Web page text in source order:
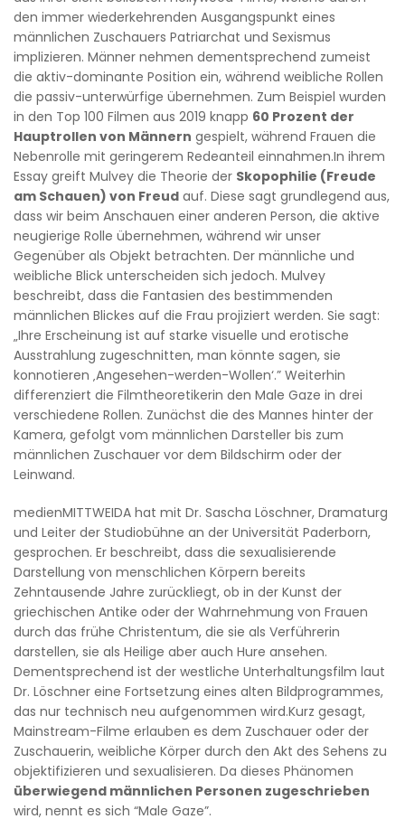
den immer wiederkehrenden Ausgangspunkt eines
männlichen Zuschauers Patriarchat und Sexismus
implizieren. Männer nehmen dementsprechend zumeist
die aktiv-dominante Position ein, während weibliche Rollen
die passiv-unterwürfige übernehmen. Zum Beispiel wurden
in den Top 100 Filmen aus 2019 knapp 60 Prozent der
Hauptrollen von Männern gespielt, während Frauen die
Nebenrolle mit geringerem Redeanteil einnahmen.In ihrem
Essay greift Mulvey die Theorie der Skopophilie (Freude
am Schauen) von Freud auf. Diese sagt grundlegend aus,
dass wir beim Anschauen einer anderen Person, die aktive
neugierige Rolle übernehmen, während wir unser
Gegenüber als Objekt betrachten. Der männliche und
weibliche Blick unterscheiden sich jedoch. Mulvey
beschreibt, dass die Fantasien des bestimmenden
männlichen Blickes auf die Frau projiziert werden. Sie sagt:
„Ihre Erscheinung ist auf starke visuelle und erotische
Ausstrahlung zugeschnitten, man könnte sagen, sie
konnotieren ‚Angesehen-werden-Wollen‘.” Weiterhin
differenziert die Filmtheoretikerin den Male Gaze in drei
verschiedene Rollen. Zunächst die des Mannes hinter der
Kamera, gefolgt vom männlichen Darsteller bis zum
männlichen Zuschauer vor dem Bildschirm oder der
Leinwand.
medienMITTWEIDA hat mit Dr. Sascha Löschner, Dramaturg
und Leiter der Studiobühne an der Universität Paderborn,
gesprochen. Er beschreibt, dass die sexualisierende
Darstellung von menschlichen Körpern bereits
Zehntausende Jahre zurückliegt, ob in der Kunst der
griechischen Antike oder der Wahrnehmung von Frauen
durch das frühe Christentum, die sie als Verführerin
darstellen, sie als Heilige aber auch Hure ansehen.
Dementsprechend ist der westliche Unterhaltungsfilm laut
Dr. Löschner eine Fortsetzung eines alten Bildprogrammes,
das nur technisch neu aufgenommen wird.Kurz gesagt,
Mainstream-Filme erlauben es dem Zuschauer oder der
Zuschauerin, weibliche Körper durch den Akt des Sehens zu
objektifizieren und sexualisieren. Da dieses Phänomen
überwiegend männlichen Personen zugeschrieben
wird, nennt es sich “Male Gaze”.